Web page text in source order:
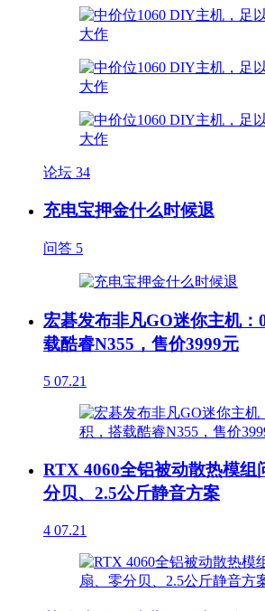
论坛 34
充电宝押金什么时候退
问答 5
宏碁发布非凡GO迷你主机
载酷睿N355，售价3999元
5 07.21
RTX 4060全铝被动散热模组
分贝、2.5公斤静音方案
4 07.21